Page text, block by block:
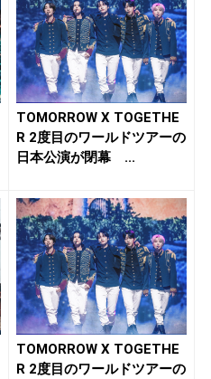
TOMORROW X TOGETHE
R 2度目のワールドツアーの
日本公演が閉幕 ...
TOMORROW X TOGETHE
R 2度目のワールドツアーの